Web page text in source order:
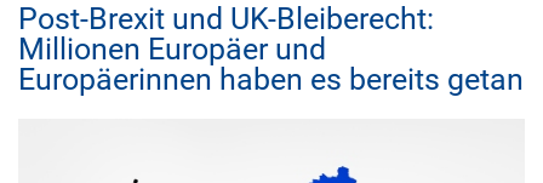
Post-Brexit und UK-Bleiberecht:
Millionen Europäer und
Europäerinnen haben es bereits getan